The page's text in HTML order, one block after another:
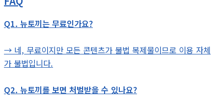
Q1. 뉴토끼는 무료인가요?
→ 네, 무료이지만 모든 콘텐츠가 불법 복제물이므로 이용 자체
가 불법입니다.
Q2. 뉴토끼를 보면 처벌받을 수 있나요?